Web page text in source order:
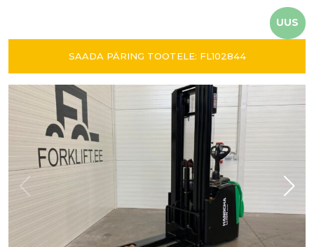
UUS
SAADA PÄRING TOOTELE: FL102844